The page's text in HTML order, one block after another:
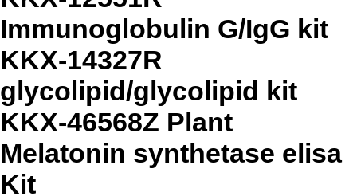
Immunoglobulin G/IgG kit
KKX-14327R
glycolipid/glycolipid kit
KKX-46568Z Plant
Melatonin synthetase elisa
Kit